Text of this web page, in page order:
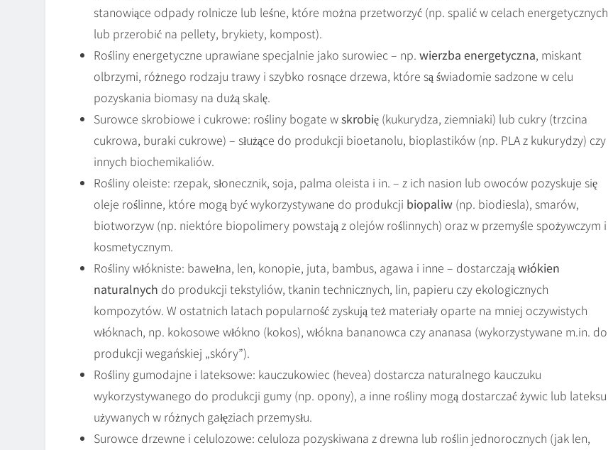
stanowiące odpady rolnicze lub leśne, które można przetworzyć (np. spalić w celach energetycznych
lub przerobić na pellety, brykiety, kompost).
Rośliny energetyczne uprawiane specjalnie jako surowiec – np. wierzba energetyczna, miskant
olbrzymi, różnego rodzaju trawy i szybko rosnące drzewa, które są świadomie sadzone w celu
pozyskania biomasy na dużą skalę.
Surowce skrobiowe i cukrowe: rośliny bogate wskrobię (kukurydza, ziemniaki) lub cukry (trzcina
cukrowa, buraki cukrowe) – służące do produkcji bioetanolu, bioplastików (np. PLA z kukurydzy) czy
innych biochemikaliów.
Rośliny oleiste: rzepak, słonecznik, soja, palma oleista i in. – z ich nasion lub owoców pozyskuje się
oleje roślinne, które mogą być wykorzystywane do produkcji biopaliw (np. biodiesla), smarów,
biotworzyw (np. niektóre biopolimery powstają z olejów roślinnych) oraz w przemyśle spożywczym i
kosmetycznym.
Rośliny włókniste: bawełna, len, konopie, juta, bambus, agawa i inne – dostarczająwłókien
naturalnych do produkcji tekstyliów, tkanin technicznych, lin, papieru czy ekologicznych
kompozytów. W ostatnich latach popularność zyskują też materiały oparte na mniej oczywistych
włóknach, np. kokosowe włókno (kokos), włókna bananowca czy ananasa (wykorzystywane m.in. do
produkcji wegańskiej „skóry”).
Rośliny gumodajne i lateksowe: kauczukowiec (hevea) dostarcza naturalnego kauczuku
wykorzystywanego do produkcji gumy (np. opony), a inne rośliny mogą dostarczać żywic lub lateksu
używanych w różnych gałęziach przemysłu.
Surowce drzewne i celulozowe: celuloza pozyskiwana z drewna lub roślin jednorocznych (jak len,